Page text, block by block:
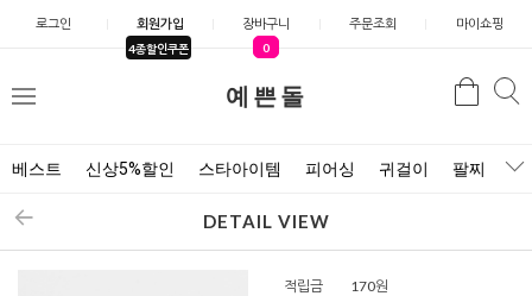
로그인 회원가입
4종할인쿠폰
장바구니
0
주문조회 마이쇼핑
예쁜돌
메
검색
베스트 신상5%할인 스타아이템 피어싱 귀걸이 팔찌 목
DETAIL VIEW
적립금 170원